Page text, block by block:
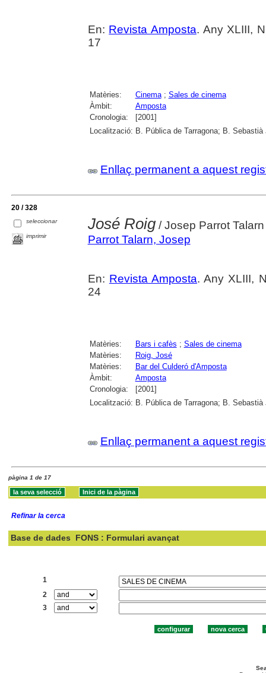
En: Revista Amposta. Any XLIII,
17
Matèries: Cinema; Sales de cinema
Àmbit:
Amposta
Cronologia:
[2001]
Localització: B. Pública de Tarragona; B.
Enllaç permanent a aquest
20 / 328
seleccionar
imprimir
José Roig/ Josep Parrot Talarn
Parrot Talarn, Josep
En: Revista Amposta. Any XLIII,
24
Matèries: Bars i cafès ; Sales de cinema
Matèries:
Roig, José
Matèries:
Bar del Culderó d'Amposta
Àmbit:
Amposta
Cronologia:
[2001]
Localització: B. Pública de Tarragona; B.
Enllaç permanent a aquest
pàgina 1 de 17
Refinar la cerca
Base de dades FONS : Formulari avançat
1
2
3